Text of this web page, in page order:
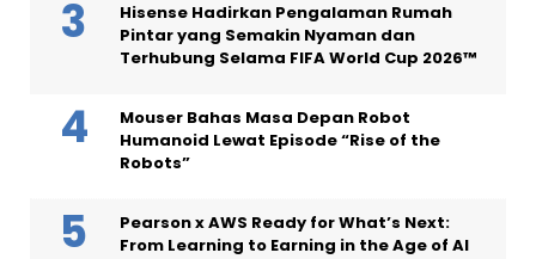
Hisense Hadirkan Pengalaman Rumah
Pintar yang Semakin Nyaman dan
Terhubung Selama FIFA World Cup 2026™
Mouser Bahas Masa Depan Robot
Humanoid Lewat Episode “Rise of the
Robots”
Pearson x AWS Ready for What’s Next:
From Learning to Earning in the Age of AI